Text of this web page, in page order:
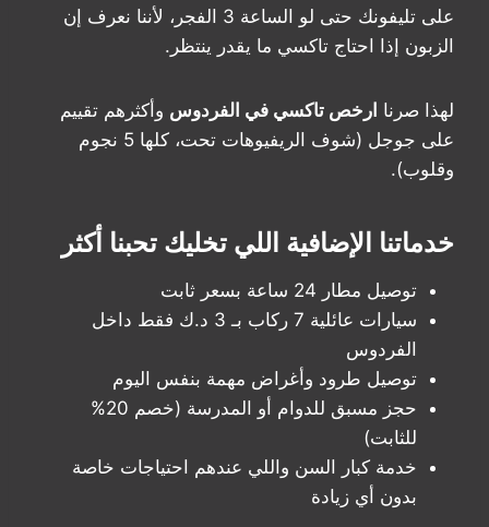
على تليفونك حتى لو الساعة 3 الفجر، لأننا نعرف إن
الزبون إذا احتاج تاكسي ما يقدر ينتظر.
لهذا صرنا ارخص تاكسي في الفردوس وأكثرهم تقييم
على جوجل (شوف الريفيوهات تحت، كلها 5 نجوم
وقلوب).
خدماتنا الإضافية اللي تخليك تحبنا أكثر
توصيل مطار 24 ساعة بسعر ثابت
سيارات عائلية 7 ركاب بـ 3 د.ك فقط داخل
الفردوس
توصيل طرود وأغراض مهمة بنفس اليوم
حجز مسبق للدوام أو المدرسة (خصم 20%
للثابت)
خدمة كبار السن واللي عندهم احتياجات خاصة
بدون أي زيادة